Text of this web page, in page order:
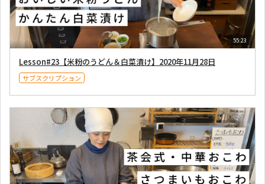
55:23
Lesson#23【米粉のうどん＆白菜漬け】2020年11月28日
サブスクリプション